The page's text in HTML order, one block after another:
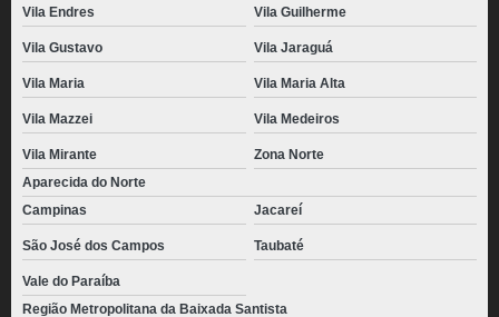
Vila Endres Vila Guilherme
Vila Gustavo Vila Jaraguá
Vila Maria Vila Maria Alta
Vila Mazzei Vila Medeiros
Vila Mirante
Zona Norte
Aparecida do Norte
Campinas
Jacareí
São José dos Campos Taubaté
Vale do Paraíba
Região Metropolitana da Baixada Santista